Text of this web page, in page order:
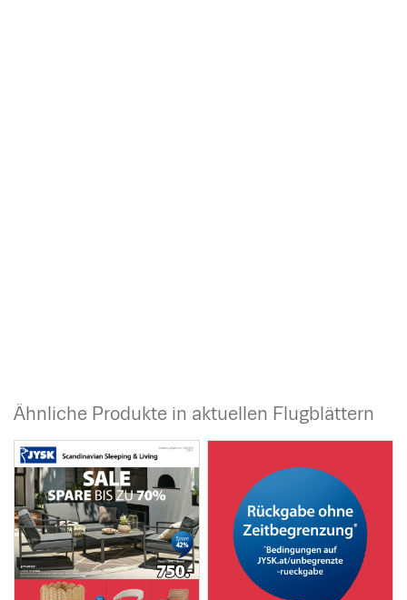
Ähnliche Produkte in aktuellen Flugblättern